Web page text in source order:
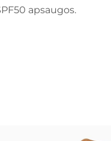
apsaugos.